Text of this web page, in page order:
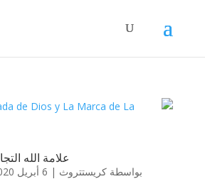
علامة الله
بواسطةكريستتروث | 6 أبريل 2020